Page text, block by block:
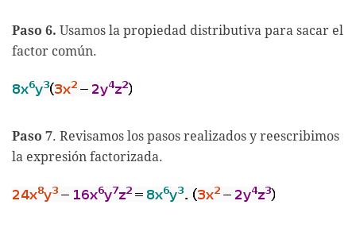
Paso 6. Usamos la propiedad distributiva para sacar el
factor común.
Paso 7. Revisamos los pasos realizados y reescribimos
la expresión factorizada.